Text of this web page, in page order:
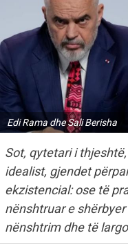
Edi Rama dhe Sali Berisha
Sot, qytetari i
idealist, gjendet
ekzistencial: ose të
nënshtruar e
nënshtrim dhe të